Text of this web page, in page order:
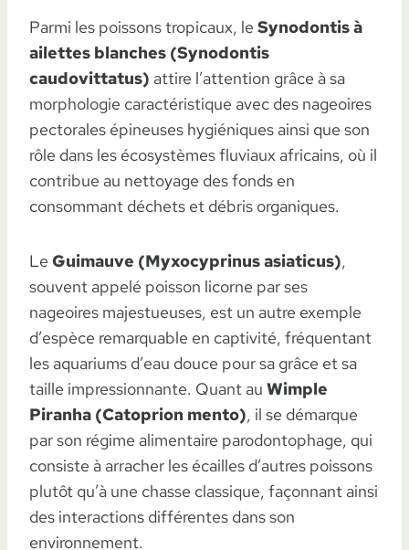
Parmi les poissons tropicaux, le Synodontis à
ailettes blanches (Synodontis
caudovittatus) attire l’attention grâce à sa
morphologie caractéristique avec des nageoires
pectorales épineuses hygiéniques ainsi que son
rôle dans les écosystèmes fluviaux africains, où il
contribue au nettoyage des fonds en
consommant déchets et débris organiques.
Le Guimauve (Myxocyprinus asiaticus),
souvent appelé poisson licorne par ses
nageoires majestueuses, est un autre exemple
d’espèce remarquable en captivité, fréquentant
les aquariums d’eau douce pour sa grâce et sa
taille impressionnante. Quant au Wimple
Piranha (Catoprion mento), il se démarque
par son régime alimentaire parodontophage, qui
consiste à arracher les écailles d’autres poissons
plutôt qu’à une chasse classique, façonnant ainsi
des interactions différentes dans son
environnement.